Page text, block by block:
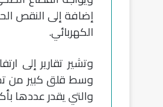
إضافة إلى النقص
الكهربائي.
وتشير تقارير إلى
وسط قلق كبير من
والتي يقدر عددها بأكثر من 3